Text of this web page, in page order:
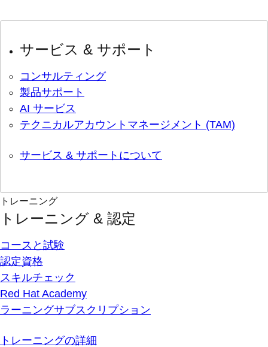
サービス & サポート
コンサルティング
製品サポート
AI サービス
テクニカルアカウントマネージメント (TAM)
サービス & サポートについて
トレーニング
トレーニング & 認定
コースと試験
認定資格
スキルチェック
Red Hat Academy
ラーニングサブスクリプション
トレーニングの詳細